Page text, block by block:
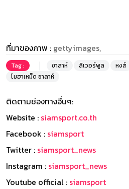
ที่มาของภาพ : gettyimages,
Tag : ซาลาห์ ลิเวอร์พูล หงส์
โมฮาเหม็ด ซาลาห์
ติดตามช่องทางอื่นๆ:
Website : siamsport.co.th
Facebook : siamsport
Twitter : siamsport_news
Instagram : siamsport_news
Youtube official : siamsport